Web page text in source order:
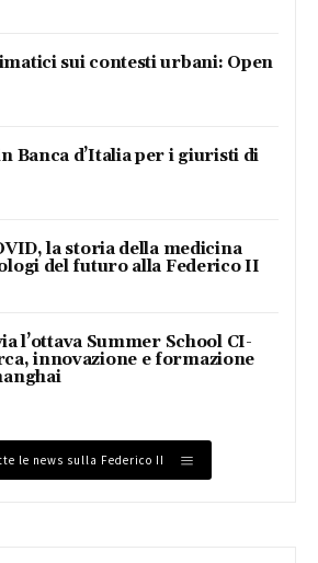
sui contesti urbani: Open
Banca d’Italia per i giuristi di
la storia della medicina
del futuro alla Federico II
l’ottava Summer School CI-
innovazione e formazione
le news sulla Federico II